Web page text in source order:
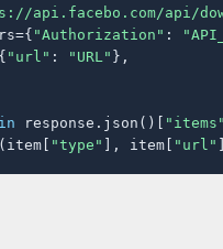
api.facebo.com/api/
"Authorization" :
"url" : "URL" },
in response.json()[ "items"
(item[ "type" ], item[ "url"